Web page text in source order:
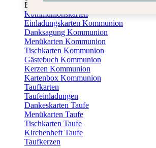
Eventplattform
Kommunionskarten
Einladungskarten Kommunion
Danksagung Kommunion
Menükarten Kommunion
Tischkarten Kommunion
Gästebuch Kommunion
Kerzen Kommunion
Kartenbox Kommunion
Taufkarten
Taufeinladungen
Dankeskarten Taufe
Menükarten Taufe
Tischkarten Taufe
Kirchenheft Taufe
Taufkerzen